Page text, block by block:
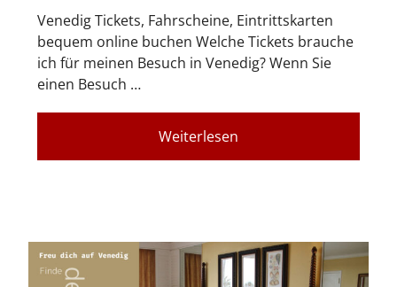
Venedig Tickets, Fahrscheine, Eintrittskarten
bequem online buchen Welche Tickets brauche
ich für meinen Besuch in Venedig? Wenn Sie
einen Besuch …
Weiterlesen